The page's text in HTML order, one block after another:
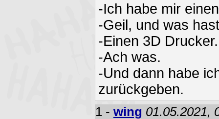
-Ich habe mir
-Geil, und was
-Einen 3D Drucker.
-Ach was.
-Und dann habe
zurückgeben.
1 - wing 01.05.2021,